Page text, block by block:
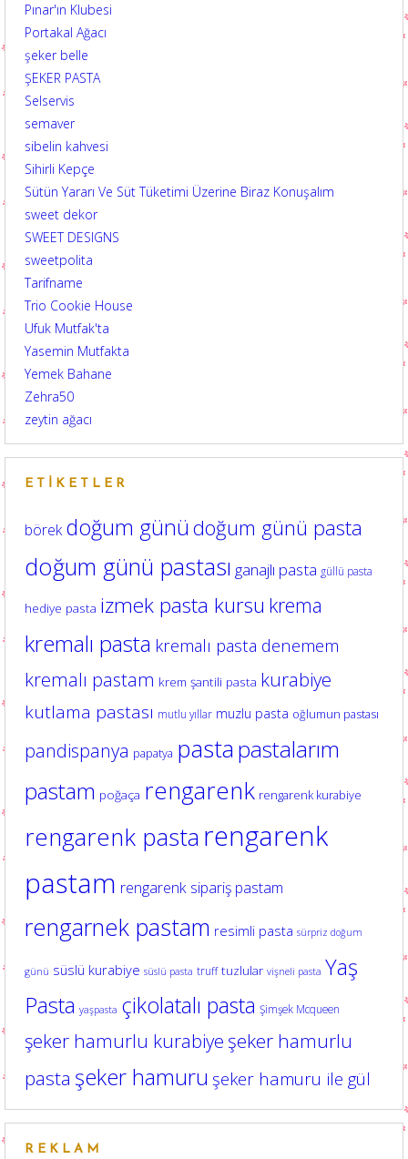
Pınar'ın Klubesi
Portakal Ağacı
şeker belle
ŞEKER PASTA
Selservis
semaver
sibelin kahvesi
Sihirli Kepçe
Sütün Yararı Ve Süt Tüketimi Üzerine Biraz Konuşalım
sweet dekor
SWEET DESIGNS
sweetpolita
Tarifname
Trio Cookie House
Ufuk Mutfak'ta
Yasemin Mutfakta
Yemek Bahane
Zehra50
zeytin ağacı
ETIKETLER
börek doğum günüdoğum günü pasta
doğum günü pastası ganajlı pasta güllü pasta
hediye pasta izmek pasta kursu krema
kremalı pasta kremalı pasta denemem
kremalı pastam krem şantili pasta kurabiye
kutlama pastası mutlu yıllar muzlu pasta oğlumun pastası
pandispanya papatya pasta pastalarım
pastam poğaça rengarenk rengarenk kurabiye
rengarenk pasta rengarenk
pastam rengarenk sipariş pastam
rengarnek pastam resimli pasta sürpriz doğum
günü süslü kurabiye süslü pasta truff tuzlular vişneli pasta Yaş
Pasta yaşpasta çikolatalı pasta Şimşek Mcqueen
şeker hamurlu kurabiye şeker hamurlu
pasta şeker hamuru şeker hamuru ile gül
REKLAM